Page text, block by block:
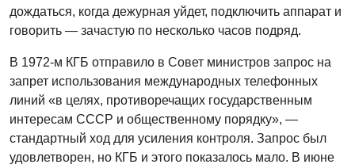
дождаться, когда дежурная уйдет, подключить аппарат и
говорить — зачастую по несколько часов подряд.
В 1972-м КГБ отправило в Совет министров запрос на
запрет использования международных телефонных
линий «в целях, противоречащих государственным
интересам СССР и общественному порядку», —
стандартный ход для усиления контроля. Запрос был
удовлетворен, но КГБ и этого показалось мало. В июне